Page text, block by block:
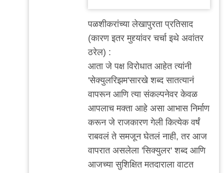
पळशीकरांच्या लेखापुरता प्रतिसाद
(कारण इतर मुद्द्यांवर चर्चा इथे अवांतर
ठरेल) :
आता जे पक्ष विरोधात आहेत त्यांनी
'सेक्युलरिझम'सारखे शब्द सातत्यानं
वापरून आणि त्या संकल्पनेवर केवळ
आपलाच मक्ता आहे असा आभास निर्माण
करून जे राजकारण गेली कित्येक वर्षं
राबवलं ते समजून घेतलं नाही, तर आज
वापरात असलेला 'सिक्युलर' शब्द आणि
आजच्या सुशिक्षित मतदाराला वाटत